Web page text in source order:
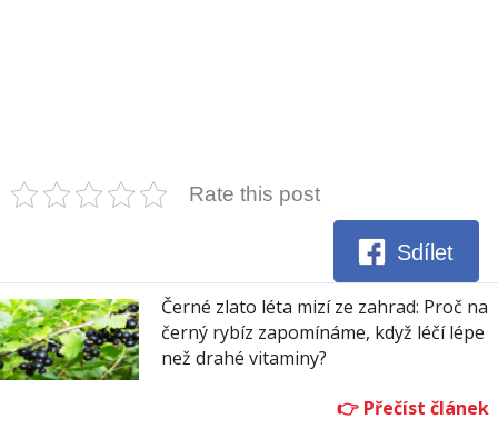
Rate this post
Sdílet
Černé zlato léta mizí ze zahrad: Proč na
černý rybíz zapomínáme, když léčí lépe
než drahé vitaminy?